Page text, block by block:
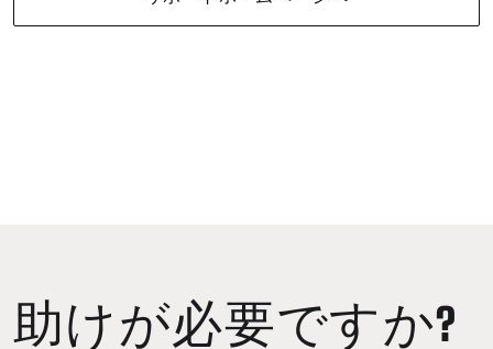
助けが必要ですか?